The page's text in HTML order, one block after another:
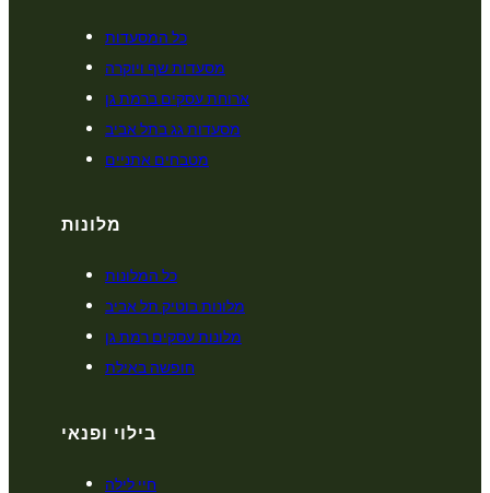
כל המסעדות
מסעדות שף ויוקרה
ארוחת עסקים ברמת גן
מסעדות גג בתל אביב
מטבחים אתניים
מלונות
כל המלונות
מלונות בוטיק תל אביב
מלונות עסקים רמת גן
חופשה באילת
בילוי ופנאי
חיי לילה